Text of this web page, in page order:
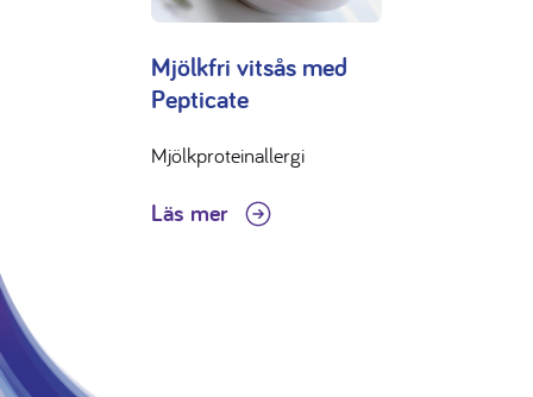
Mjölkfri vitsås med
Pepticate
Mjölkproteinallergi
Läs mer